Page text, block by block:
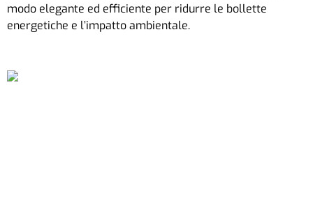
modo elegante ed efficiente per ridurre le bollette
energetiche e l’impatto ambientale.